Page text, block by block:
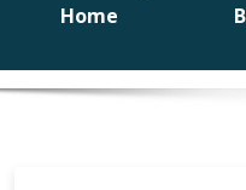
Home